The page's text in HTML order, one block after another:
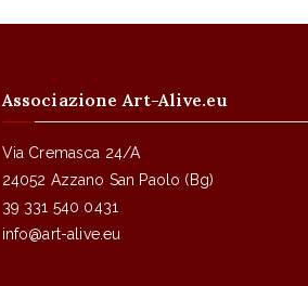
Associazione Art-Alive.eu
Via Cremasca 24/A
24052 Azzano San Paolo (Bg)
39 331 540 0431
info@art-alive.eu